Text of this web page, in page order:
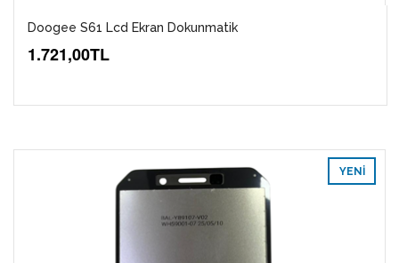
Doogee S61 Lcd Ekran Dokunmatik
1.721,00TL
YENI